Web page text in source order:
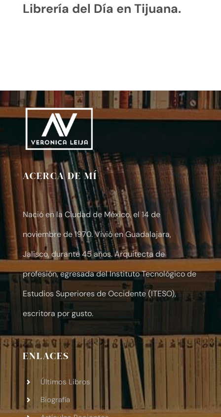
Librería del Día en Tijuana.
ACERCA DE MÍ
Nació en la Ciudad de México, el 14 de
noviembre de 1970. Vivió en Guadalajara,
Jalisco, durante 45 años. Arquitecta de
profesión, egresada del Instituto Tecnológico de
Estudios Superiores de Occidente (ITESO),
escritora por gusto.
ENLACES
Últimos Libros
Biografía